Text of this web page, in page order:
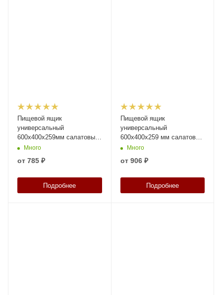
Пищевой ящик
универсальный
600х400х259мм салатовый
ЭКО с перфорированными
стенками и сплошным дном
Много
от 785 ₽
Подробнее
Пищевой ящик
универсальный
600х400х259 мм салатовый
ЭКО со сплошными
стенками и дном
Много
от 906 ₽
Подробнее